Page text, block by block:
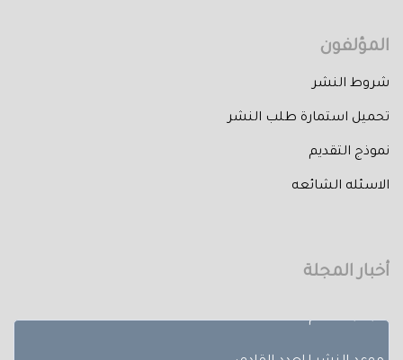
المؤلفون
شروط النشر
تحميل استمارة طلب النشر
نموذج التقديم
الاسئله الشائعه
أخبار المجلة
موعد النشر للعدد القادم: